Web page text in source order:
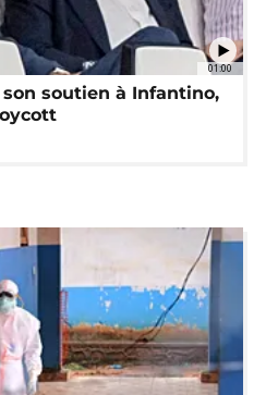
01:00
son soutien à Infantino,